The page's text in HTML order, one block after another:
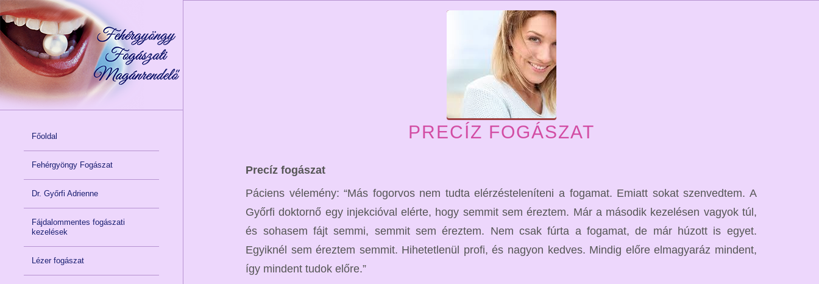
Főoldal
Fehérgyöngy Fogászat
Dr. Győrfi Adrienne
Fájdalommentes fogászati
kezelések
Lézer fogászat
PRECÍZ FOGÁSZAT
Precíz fogászat
Páciens vélemény: “Más fogorvos nem tudta elérzésteleníteni a fogamat. Emiatt sokat szenvedtem. A
Győrfi doktornő egy injekcióval elérte, hogy semmit sem éreztem. Már a második kezelésen vagyok túl,
és sohasem fájt semmi, semmit sem éreztem. Nem csak fúrta a fogamat, de már húzott is egyet.
Egyiknél sem éreztem semmit. Hihetetlenül profi, és nagyon kedves. Mindig előre elmagyaráz mindent,
így mindent tudok előre.”